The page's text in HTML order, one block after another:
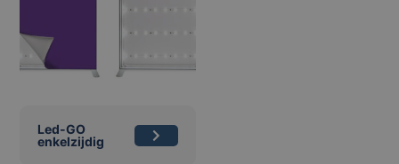
Led-GO
enkelzijdig